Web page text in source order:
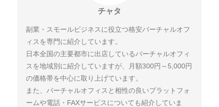
チャタ
副業・スモールビジネスに役立つ格安バーチャルオフ
ィスを専門に紹介しています。
日本全国の主要都市に出店しているバーチャルオフィ
スを地域別に紹介していますが、月額300円～5,000円
の価格帯を中心に取り上げています。
また、バーチャルオフィスと相性の良いプラットフォ
ームや電話・FAXサービスについても紹介していま